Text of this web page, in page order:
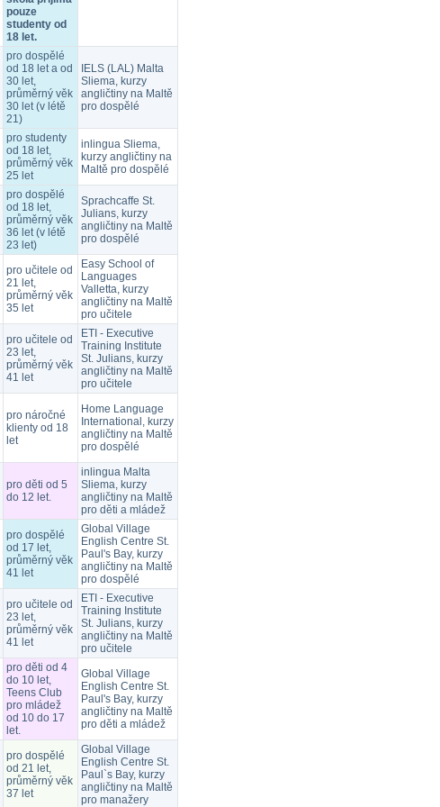
pouze
studenty od
18 let.
pro dospělé
od 18 let a od
30 let,
průměrný věk
30 let (v létě
21)
IELS (LAL) Malta
Sliema, kurzy
angličtiny na Maltě
pro dospělé
pro studenty
od 18 let,
průměrný věk
25 let
inlingua Sliema,
kurzy angličtiny na
Maltě pro dospělé
pro dospělé
od 18 let,
průměrný věk
36 let (v létě
23 let)
Sprachcaffe St.
Julians, kurzy
angličtiny na Maltě
pro dospělé
pro učitele od
21 let,
průměrný věk
35 let
Easy School of
Languages
Valletta, kurzy
angličtiny na Maltě
pro učitele
pro učitele od
23 let,
průměrný věk
41 let
ETI - Executive
Training Institute
St. Julians, kurzy
angličtiny na Maltě
pro učitele
pro náročné
klienty od 18
let
Home Language
International, kurzy
angličtiny na Maltě
pro dospělé
pro děti od 5
do 12 let.
inlingua Malta
Sliema, kurzy
angličtiny na Maltě
pro děti a mládež
pro dospělé
od 17 let,
průměrný věk
41 let
Global Village
English Centre St.
Paul's Bay, kurzy
angličtiny na Maltě
pro dospělé
pro učitele od
23 let,
průměrný věk
41 let
ETI - Executive
Training Institute
St. Julians, kurzy
angličtiny na Maltě
pro učitele
pro děti od 4
do 10 let,
Teens Club
pro mládež
od 10 do 17
let.
Global Village
English Centre St.
Paul's Bay, kurzy
angličtiny na Maltě
pro děti a mládež
pro dospělé
od 21 let,
průměrný věk
37 let
Global Village
English Centre St.
Paul`s Bay, kurzy
angličtiny na Maltě
pro manažery